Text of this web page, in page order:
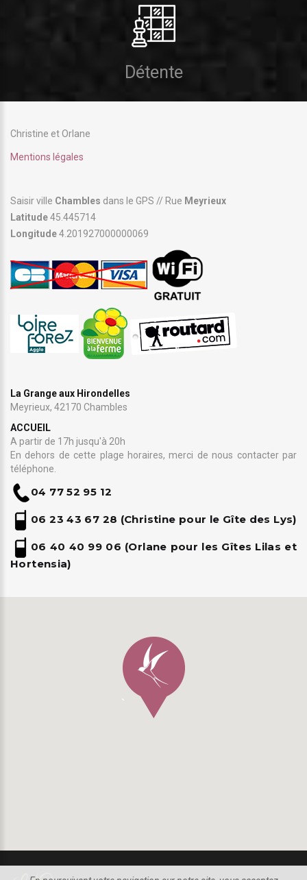
Détente
Christine et Orlane
Mentions légales
Saisir ville Chambles dans le GPS // Rue Meyrieux
Latitude45.445714
Longitude4.201927000000069
La Grange aux Hirondelles
Meyrieux, 42170 Chambles
ACCUEIL
A partir de 17h jusqu'à 20h
En dehors de cette plage horaires, merci de nous contacter par
téléphone.
04 77 52 95 12
06 23 43 67 28 (Christine pour le Gîte des Lys)
06 40 40 99 06 (Orlane pour les Gîtes Lilas et
Hortensia)